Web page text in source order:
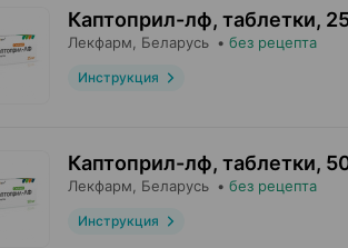
Каптоприл-лф, таблетки,
Лекфарм , Беларусь • без рецепта
Инструкция
Каптоприл-лф, таблетки,
Лекфарм , Беларусь • без рецепта
Инструкция